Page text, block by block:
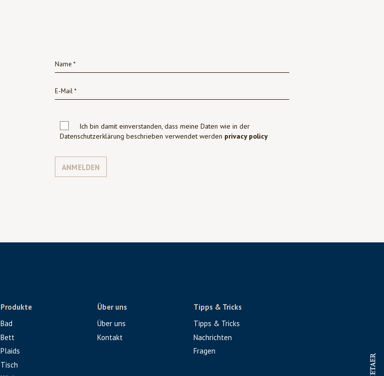
Ich bin damit einverstanden, dass meine Daten wie in der
Datenschutzerklärung beschrieben verwendet werden privacy policy
ANMELDEN
Produkte
Bad
Bett
Plaids
Tisch
Über uns
Über uns
Kontakt
Tipps & Tricks
Tipps & Tricks
Nachrichten
Fragen